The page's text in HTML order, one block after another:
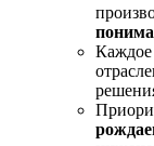
Каждое